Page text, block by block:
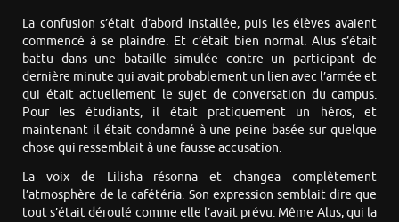
La confusion s’était d’abord installée, puis les élèves avaient
commencé à se plaindre. Et c’était bien normal. Alus s’était
battu dans une bataille simulée contre un participant de
dernière minute qui avait probablement un lien avec l’armée et
qui était actuellement le sujet de conversation du campus.
Pour les étudiants, il était pratiquement un héros, et
maintenant il était condamné à une peine basée sur quelque
chose qui ressemblait à une fausse accusation.
La voix de Lilisha résonna et changea complètement
l’atmosphère de la cafétéria. Son expression semblait dire que
tout s’était déroulé comme elle l’avait prévu. Même Alus, qui la